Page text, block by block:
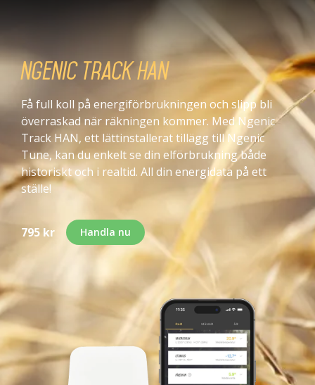
Ngenic Track HAN
Få full koll på energiförbrukningen och slipp bli
överraskad när räkningen kommer. Med Ngenic
Track HAN, ett lättinstallerat tillägg till Ngenic
Tune, kan du enkelt se din elförbrukning både
historiskt och i realtid. All din energidata på ett
ställe!
795 kr Handla nu